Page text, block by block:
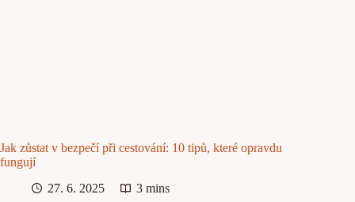
Jak zůstat v bezpečí při cestování: 10 tipů, které opravdu
fungují
27. 6. 2025
3 mins